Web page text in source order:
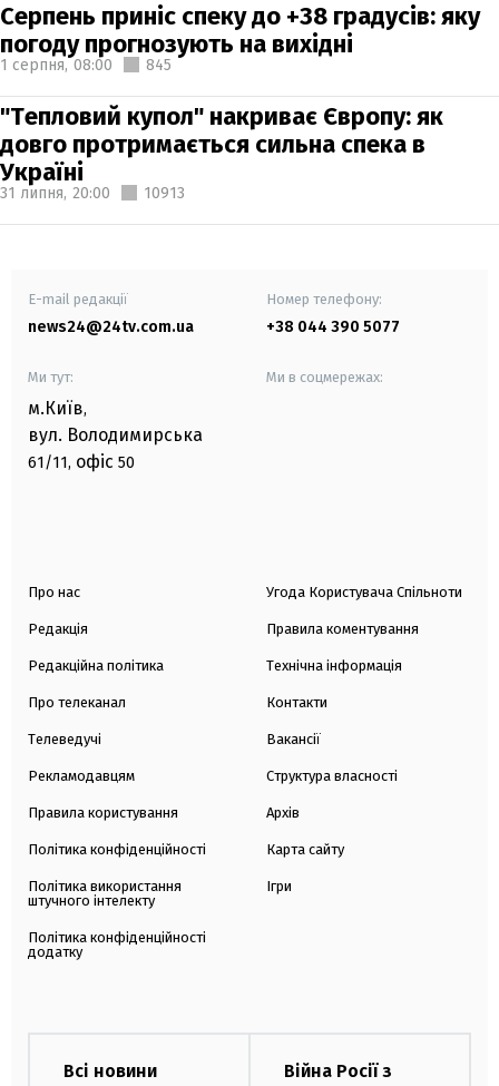
Серпень приніс спеку до +38 градусів: яку
погоду прогнозують на вихідні
1 серпня, 08:00 845
"Тепловий купол" накриває Європу: як
довго протримається сильна спека в
Україні
31 липня, 20:00 10913
E-mail редакції
news24@24tv.com.ua
Номер телефону:
+38 044 390 5077
Ми тут:
м.Київ,
вул. Володимирська
61/11, офіс 50
Ми в соцмережах:
Про нас
Редакція
Редакційна політика
Про телеканал
Телеведучі
Рекламодавцям
Правила користування
Політика конфіденційності
Політика використання
штучного інтелекту
Політика конфіденційності
додатку
Угода Користувача Спільноти
Правила коментування
Технічна інформація
Контакти
Вакансії
Структура власності
Архів
Карта сайту
Ігри
Всі новини
Війна Росії з